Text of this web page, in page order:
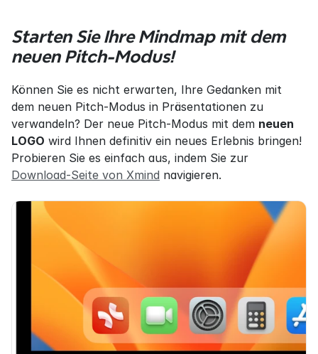
Starten Sie Ihre Mindmap mit dem
neuen Pitch-Modus!
Können Sie es nicht erwarten, Ihre Gedanken mit
dem neuen Pitch-Modus in Präsentationen zu
verwandeln? Der neue Pitch-Modus mit dem neuen
LOGO wird Ihnen definitiv ein neues Erlebnis bringen!
Download-Seite von Xmind navigieren.